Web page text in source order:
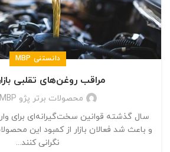
دانستنی MBP
مراقب روغن‌های تقلبی
محصولات برتر پژو MBP
سال گذشته قوانین سخت‌گیرانه‌ای برای
و باعث شد فعالان بازار از کمبود این
نگرانی کنند...